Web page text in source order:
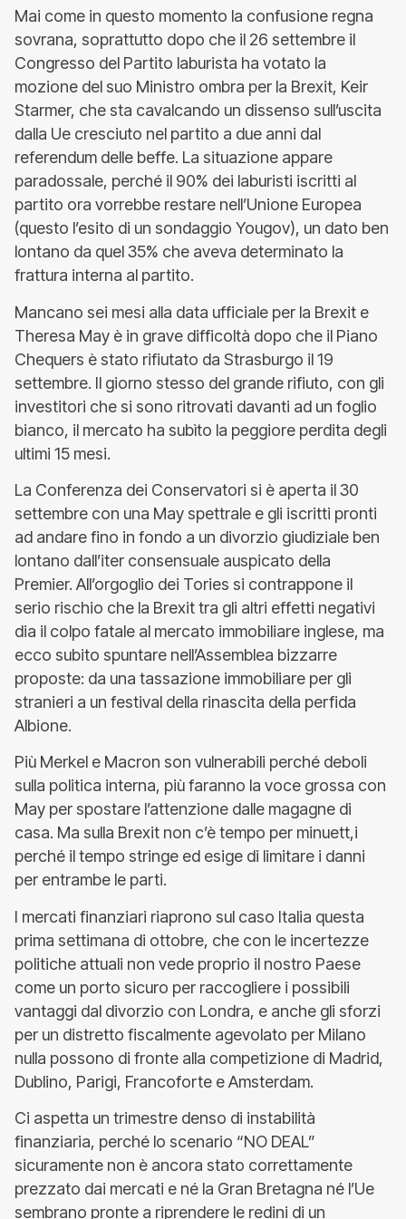
Mai come in questo momento la confusione regna
sovrana, soprattutto dopo che il 26 settembre il
Congresso del Partito laburista ha votato la
mozione del suo Ministro ombra per la Brexit, Keir
Starmer, che sta cavalcando un dissenso sull’uscita
dalla Ue cresciuto nel partito a due anni dal
referendum delle beffe. La situazione appare
paradossale, perché il 90% dei laburisti iscritti al
partito ora vorrebbe restare nell’Unione Europea
(questo l’esito di un sondaggio Yougov), un dato ben
lontano da quel 35% che aveva determinato la
frattura interna al partito.
Mancano sei mesi alla data ufficiale per la Brexit e
Theresa May è in grave difficoltà dopo che il Piano
Chequers è stato rifiutato da Strasburgo il 19
settembre. Il giorno stesso del grande rifiuto, con gli
investitori che si sono ritrovati davanti ad un foglio
bianco, il mercato ha subìto la peggiore perdita degli
ultimi 15 mesi.
La Conferenza dei Conservatori si è aperta il 30
settembre con una May spettrale e gli iscritti pronti
ad andare fino in fondo a un divorzio giudiziale ben
lontano dall’iter consensuale auspicato della
Premier. All’orgoglio dei Tories si contrappone il
serio rischio che la Brexit tra gli altri effetti negativi
dia il colpo fatale al mercato immobiliare inglese, ma
ecco subito spuntare nell’Assemblea bizzarre
proposte: da una tassazione immobiliare per gli
stranieri a un festival della rinascita della perfida
Albione.
Più Merkel e Macron son vulnerabili perché deboli
sulla politica interna, più faranno la voce grossa con
May per spostare l’attenzione dalle magagne di
casa. Ma sulla Brexit non c’è tempo per minuett,i
perché il tempo stringe ed esige di limitare i danni
per entrambe le parti.
I mercati finanziari riaprono sul caso Italia questa
prima settimana di ottobre, che con le incertezze
politiche attuali non vede proprio il nostro Paese
come un porto sicuro per raccogliere i possibili
vantaggi dal divorzio con Londra, e anche gli sforzi
per un distretto fiscalmente agevolato per Milano
nulla possono di fronte alla competizione di Madrid,
Dublino, Parigi, Francoforte e Amsterdam.
Ci aspetta un trimestre denso di instabilità
finanziaria, perché lo scenario “NO DEAL”
sicuramente non è ancora stato correttamente
prezzato dai mercati e né la Gran Bretagna né l’Ue
sembrano pronte a riprendere le redini di un